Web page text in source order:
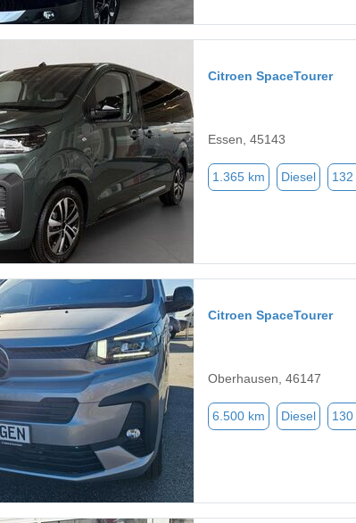
Citroen SpaceTourer
Essen, 45143
1.365 km Diesel
Citroen SpaceTourer
Oberhausen, 46147
6.500 km Diesel